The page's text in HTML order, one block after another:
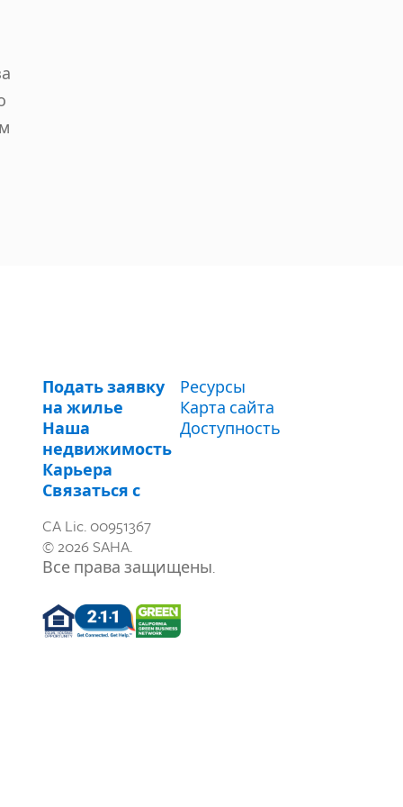
Подать заявку
на жилье
Наша
недвижимость
Карьера
Связаться с
Ресурсы
Карта сайта
Доступность
CA Lic. 00951367
© 2026 SAHA.
Все права защищены.